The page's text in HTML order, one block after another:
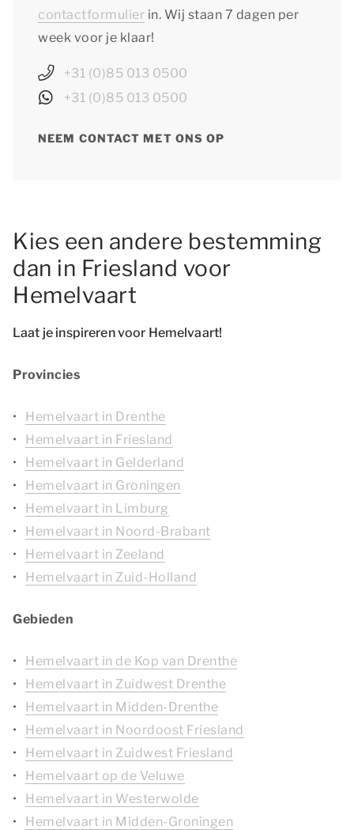
contactformulier in. Wij staan 7 dagen per
week voor je klaar!
+31 (0)85 013 0500
+31 (0)85 013 0500
NEEM CONTACT MET ONS OP
Kies een andere bestemming
dan in Friesland voor
Hemelvaart
Laat je inspireren voor Hemelvaart!
Provincies
Hemelvaart in Drenthe
Hemelvaart in Friesland
Hemelvaart in Gelderland
Hemelvaart in Groningen
Hemelvaart in Limburg
Hemelvaart in Noord-Brabant
Hemelvaart in Zeeland
Hemelvaart in Zuid-Holland
Gebieden
Hemelvaart in de Kop van Drenthe
Hemelvaart in Zuidwest Drenthe
Hemelvaart in Midden-Drenthe
Hemelvaart in Noordoost Friesland
Hemelvaart in Zuidwest Friesland
Hemelvaart op de Veluwe
Hemelvaart in Westerwolde
Hemelvaart in Midden-Groningen